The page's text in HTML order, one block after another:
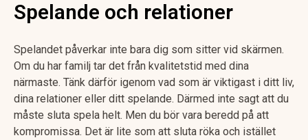
Spelande och relationer
Spelandet påverkar inte bara dig som sitter vid skärmen.
Om du har familj tar det från kvalitetstid med dina
närmaste. Tänk därför igenom vad som är viktigast i ditt liv,
dina relationer eller ditt spelande. Därmed inte sagt att du
måste sluta spela helt. Men du bör vara beredd på att
kompromissa. Det är lite som att sluta röka och istället